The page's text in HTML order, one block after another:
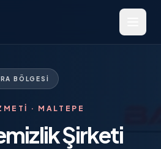
BÖLGESI
· MALTEPE
Şirketi